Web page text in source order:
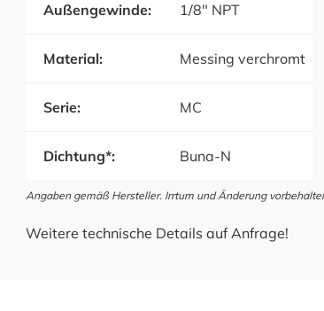
Außengewinde: 1/8" NPT
Material: Messing verchromt
Serie: MC
Dichtung*: Buna-N
Angaben gemäß Hersteller. Irrtum und Änderung
Weitere technische Details auf Anfrage!